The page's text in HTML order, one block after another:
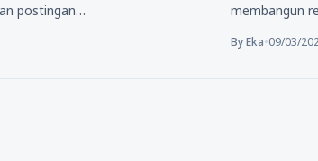
postingan…
membangun
By Eka•09/03/